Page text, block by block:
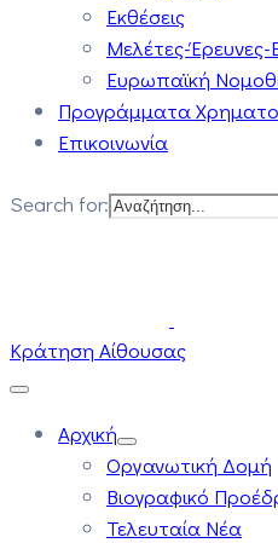
Εκθέσεις
Μελέτες-Έρευνες-
Ευρωπαϊκή
Προγράμματα
Επικοινωνία
Search for:
Κράτηση Αίθουσας
Αρχική
Οργανωτική Δομή
Βιογραφικό
Τελευταία Νέα